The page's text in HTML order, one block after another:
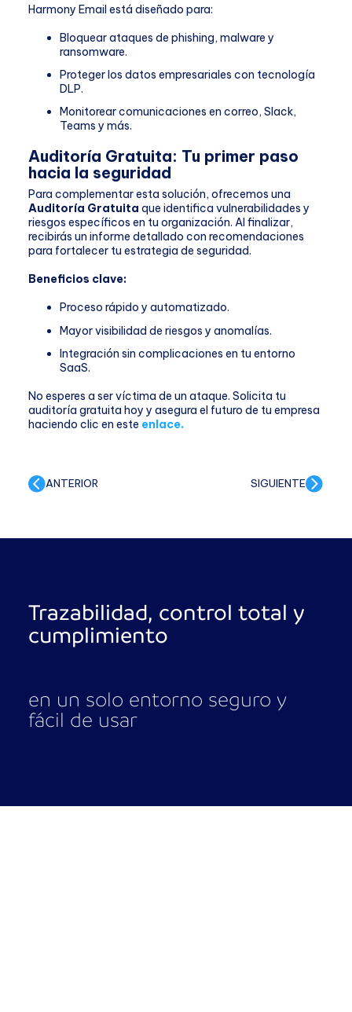
Harmony Email está diseñado para:
Bloquear ataques de phishing, malware y
ransomware.
Proteger los datos empresariales con tecnología
DLP.
Monitorear comunicaciones en correo, Slack,
Teams y más.
Auditoría Gratuita: Tu primer paso
hacia la seguridad
Para complementar esta solución, ofrecemos una
Auditoría Gratuita que identifica vulnerabilidades y
riesgos específicos en tu organización. Al finalizar,
recibirás un informe detallado con recomendaciones
para fortalecer tu estrategia de seguridad.
Beneficios clave:
Proceso rápido y automatizado.
Mayor visibilidad de riesgos y anomalías.
Integración sin complicaciones en tu entorno
SaaS.
No esperes a ser víctima de un ataque. Solicita tu
auditoría gratuita hoy y asegura el futuro de tu empresa
haciendo clic en este enlace.
ANTERIOR SIGUIENTE
Trazabilidad, control total y
cumplimiento
en un solo entorno seguro y
fácil de usar